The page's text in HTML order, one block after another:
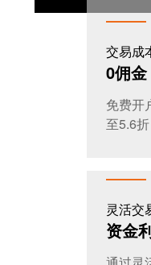
交易成
0佣金
免费开
至5.6折
灵活交
资金